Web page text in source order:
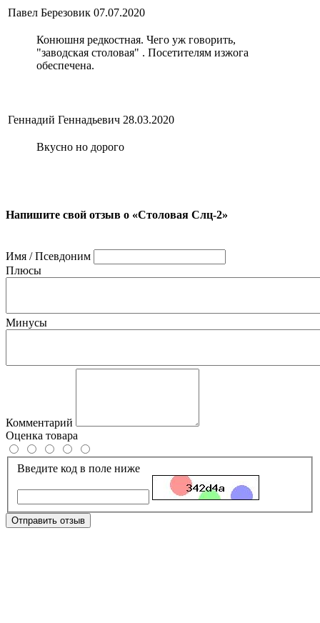
Павел Березовик 07.07.2020
Конюшня редкостная. Чего уж говорить,
"заводская столовая" . Посетителям изжога
обеспечена.
Геннадий Геннадьевич 28.03.2020
Вкусно но дорого
Напишите свой отзыв о «Столовая Слц-2»
Имя / Псевдоним
Плюсы
Минусы
Комментарий
Оценка товара
Введите код в поле ниже
Отправить отзыв